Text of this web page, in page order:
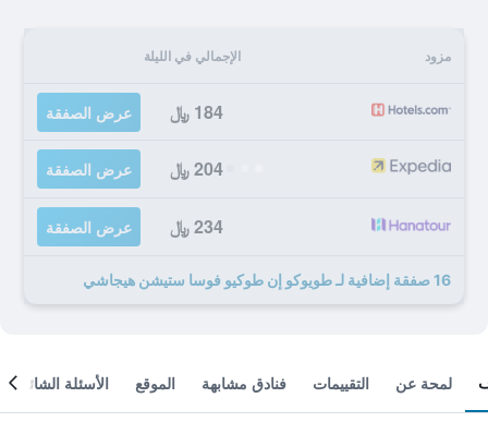
مزود الإجمالي في الليلة
184 ﷼ عرض الصفقة
204 ﷼ عرض الصفقة
234 ﷼ عرض الصفقة
16 صفقة إضافية لـ طويوكو إن طوكيو فوسا ستيشن هيجاشي
لمحة عن التقييمات فنادق مشابهة الموقع الأسئلة الشائعة